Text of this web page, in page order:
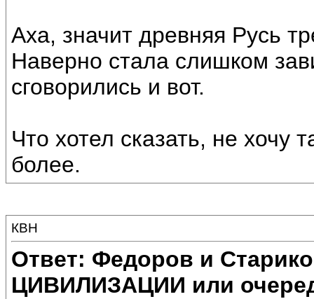
Аха, значит древняя Русь
Наверно стала слишком
сговорились и вот.
Что хотел сказать, не хочу
более.
КВН
Ответ: Федоров и
ЦИВИЛИЗАЦИИ или